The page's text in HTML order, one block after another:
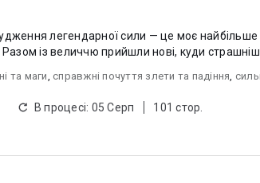
легендарної сили — це моє найбільше
із величчю прийшли нові, куди
та маги, справжні почуття злети та падіння,
В процесі: 05 Серп 101 стор.